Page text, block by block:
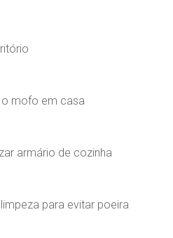
o mofo em casa
armário de cozinha
para evitar poeira